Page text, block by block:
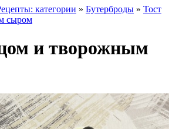
категории » Бутерброды » Тост
сыром
и творожным